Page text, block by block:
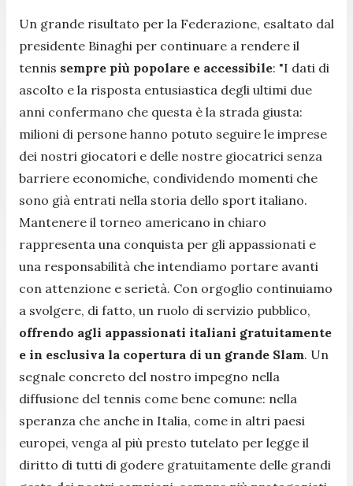
Un grande risultato per la Federazione, esaltato dal
presidente Binaghi per continuare a rendere il
tennis sempre più popolare e accessibile: "I dati di
ascolto e la risposta entusiastica degli ultimi due
anni confermano che questa è la strada giusta:
milioni di persone hanno potuto seguire le imprese
dei nostri giocatori e delle nostre giocatrici senza
barriere economiche, condividendo momenti che
sono già entrati nella storia dello sport italiano.
Mantenere il torneo americano in chiaro
rappresenta una conquista per gli appassionati e
una responsabilità che intendiamo portare avanti
con attenzione e serietà. Con orgoglio continuiamo
a svolgere, di fatto, un ruolo di servizio pubblico,
offrendo agli appassionati italiani gratuitamente
e in esclusiva la copertura di un grande Slam. Un
segnale concreto del nostro impegno nella
diffusione del tennis come bene comune: nella
speranza che anche in Italia, come in altri paesi
europei, venga al più presto tutelato per legge il
diritto di tutti di godere gratuitamente delle grandi